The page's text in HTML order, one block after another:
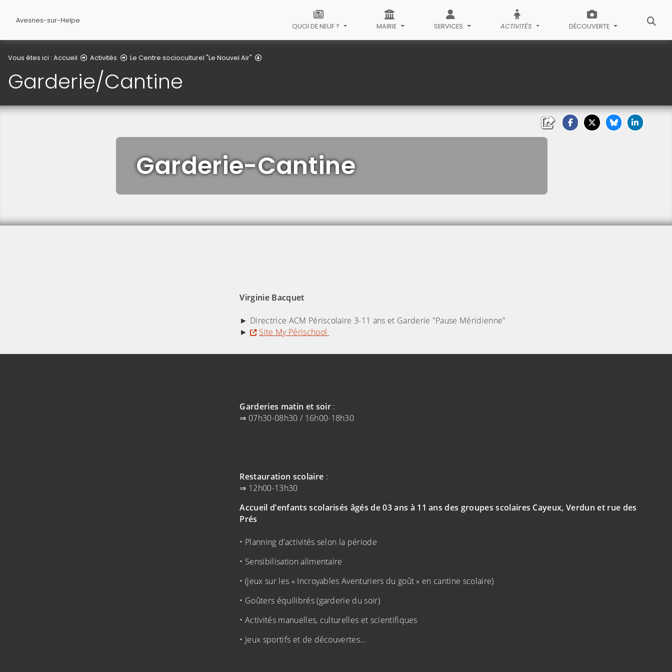
Avesnes-sur-Helpe
QUOI DE NEUF ? MAIRIE SERVICES ACTIVITÉS DÉCOUVERTE
Vous êtes ici : Accueil Activités Le Centre socioculturel "Le Nouvel Air"
Garderie/Cantine
Garderie-Cantine
Virginie Bacquet
► Directrice ACM Périscolaire 3-11 ans et Garderie "Pause Méridienne"
►
Site My Périschool
Garderies matin et soir:
⇒ 07h30-08h30 / 16h00-18h30
Restauration scolaire :
⇒ 12h00-13h30
(Cliquez sur l'image pour l'agrandir)Accueil d’enfants scolarisés âgés de 03 ans à 11 ans des groupes scolaires Cayeux, Verdun et rue des
Prés
• Planning d’activités selon la période
• Sensibilisation alimentaire
• (jeux sur les « Incroyables Aventuriers du goût » en cantine scolaire)
• Goûters équilibrés (garderie du soir)
• Activités manuelles, culturelles et scientifiques
• Jeux sportifs et de découvertes…